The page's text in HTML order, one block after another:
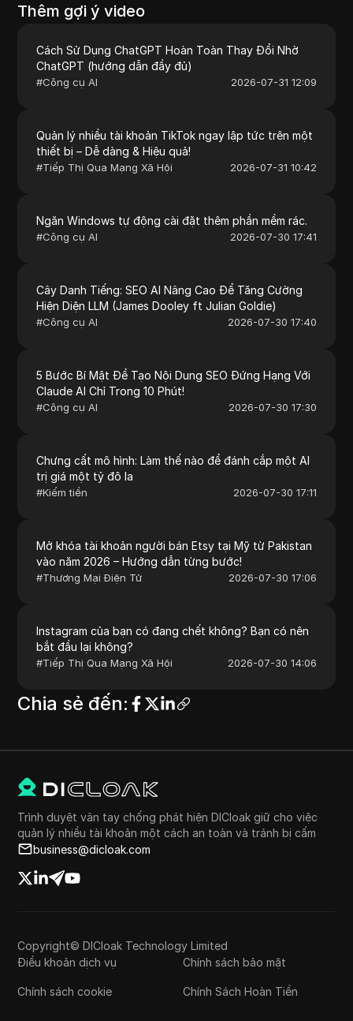
Thêm gợi ý video
Cách Sử Dụng ChatGPT Hoàn Toàn Thay Đổi Nhờ
ChatGPT (hướng dẫn đầy đủ)
#Công cụ AI 2026-07-31 12:09
Quản lý nhiều tài khoản TikTok ngay lập tức trên một
thiết bị – Dễ dàng & Hiệu quả!
#Tiếp Thị Qua Mạng Xã Hội 2026-07-31 10:42
Ngăn Windows tự động cài đặt thêm phần mềm rác.
#Công cụ AI 2026-07-30 17:41
Cây Danh Tiếng: SEO AI Nâng Cao Để Tăng Cường
Hiện Diện LLM (James Dooley ft Julian Goldie)
#Công cụ AI 2026-07-30 17:40
5 Bước Bí Mật Để Tạo Nội Dung SEO Đứng Hạng Với
Claude AI Chỉ Trong 10 Phút!
#Công cụ AI 2026-07-30 17:30
Chưng cất mô hình: Làm thế nào để đánh cắp một AI
trị giá một tỷ đô la
#Kiếm tiền 2026-07-30 17:11
Mở khóa tài khoản người bán Etsy tại Mỹ từ Pakistan
vào năm 2026 – Hướng dẫn từng bước!
#Thương Mại Điện Tử 2026-07-30 17:06
Instagram của bạn có đang chết không? Bạn có nên
bắt đầu lại không?
#Tiếp Thị Qua Mạng Xã Hội 2026-07-30 14:06
Chia sẻ đến:
Trình duyệt vân tay chống phát hiện DICloak giữ cho việc
quản lý nhiều tài khoản một cách an toàn và tránh bị cấm
business@dicloak.com
Copyright© DICloak Technology Limited
Điều khoản dịch vụ
Chính sách bảo mật
Chính sách cookie Chính Sách Hoàn Tiền